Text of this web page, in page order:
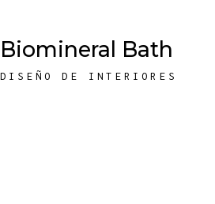
Biomineral Bath
DISEÑO DE INTERIORES